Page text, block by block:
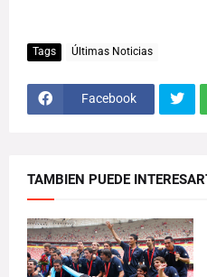
Tags Últimas Noticias
Facebook
TAMBIEN PUEDE